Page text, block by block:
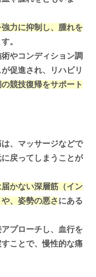
力に抑制し、腫れを
。
やコンディション調
促進され、リハビリ
競技復帰をサポート
、マッサージなどで
戻ってしまうことが
かない深層筋（イン
、姿勢の悪さにある
プローチし、血行を
ことで、慢性的な痛